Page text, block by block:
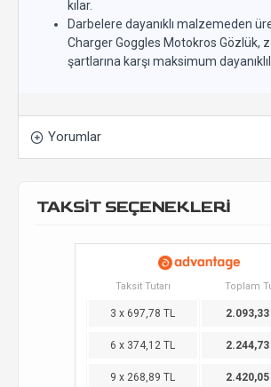
kılar.
Darbelere dayanıklı malzemeden
Charger Goggles Motokros Gözlük,
şartlarına karşı maksimum
Yorumlar
TAKSİT SEÇENEKLERİ
Taksit Tutarı Toplam
3 x 697,78 TL
6 x 374,12 TL
9 x 268,89 TL